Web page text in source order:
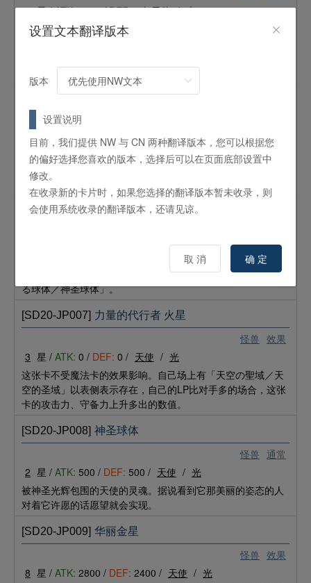
6 星 /ATK:2400 /DEF:0 / 天使 / 光
①：可以将这张卡解放发动。自己的LP比对手多的场合，给予
的回合，自己不能进行战斗阶段。
星 / ATK:0 /DEF:1700 / 天使 / 光
①：对手的回合结束时，这张卡在自己的怪兽区以表侧表示存
在，自己的手牌为0张的场合，下次自己的准备阶段必定发动。
自己从卡组抽1张。
[SD20-JP006] 创造的代行者 金星
光
①：可以支付500LP发动。从手牌或卡组特殊召唤1只「神聖な
る球体／神圣球体」。
怪兽 效果
[SD20-JP007] 力量的代行者 火星
3 星 / ATK: 0 / DEF: 0 / 天使 / 光
这张卡不受魔法卡的效果影响。自己场上有「天空の聖域／天
空的圣域」以表侧表示存在，自己的LP比对手多的场合，这张
卡的攻击力、守备力上升多出的数值。
怪兽 通常
[SD20-JP008] 神圣球体
2 星 / ATK: 500 / DEF: 500 / 天使 / 光
被神圣光辉包围的天使的灵魂。据说看到它那美丽的姿态的人
对着它许愿的话愿望就会实现。
怪兽 效果
[SD20-JP009] 华丽金星
8 星 / ATK: 2800 / DEF: 2400 / 天使 / 光
设置文本翻译版本
版本
设置说明
目前，我们提供 NW 与 CN 两种翻译版本，您可以根据您
的偏好选择您喜欢的版本，选择后可以在页面底部设置中
修改。
在收录新的卡片时，如果您选择的翻译版本暂未收录，则
会使用系统收录的翻译版本，还请见谅。
取 消 确 定